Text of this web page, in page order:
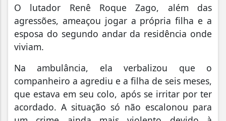
O lutador Renê Roque Zago, além das
agressões, ameaçou jogar a própria filha e a
esposa do segundo andar da residência onde
viviam.
Na ambulância, ela verbalizou que o
companheiro a agrediu e a filha de seis meses,
que estava em seu colo, após se irritar por ter
acordado. A situação só não escalonou para